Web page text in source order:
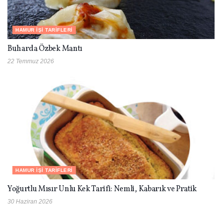
HAMUR İŞI TARIFLERI
Buharda Özbek Mantı
22 Temmuz 2026
HAMUR İŞI TARIFLERI
Yoğurtlu Mısır Unlu Kek Tarifi: Nemli, Kabarık ve Pratik
30 Haziran 2026